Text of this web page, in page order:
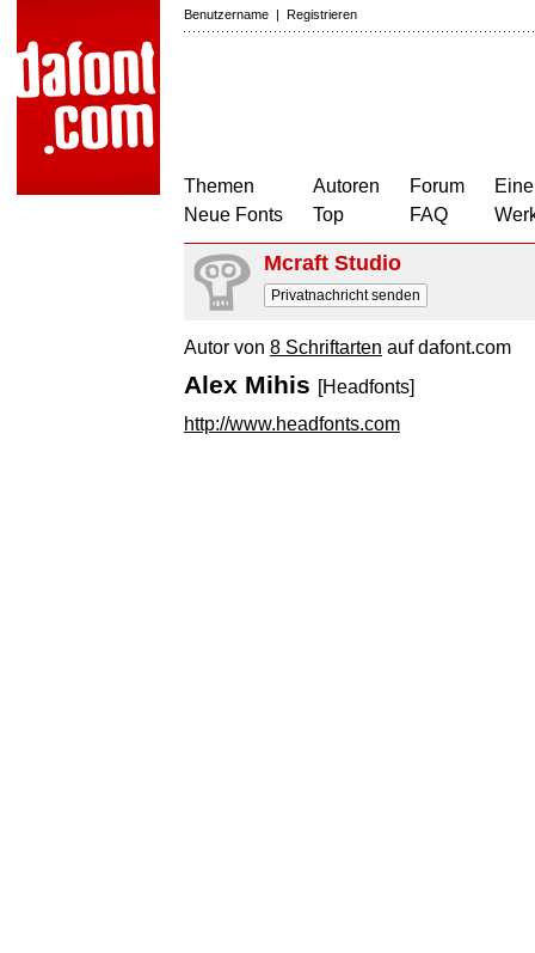
Benutzername | Registrieren
Themen
Neue Fonts
Autoren
Top
Forum
FAQ
Mcraft Studio
Privatnachricht senden
Autor von 8 Schriftarten auf dafont.com
Alex Mihis [Headfonts]
http://www.headfonts.com